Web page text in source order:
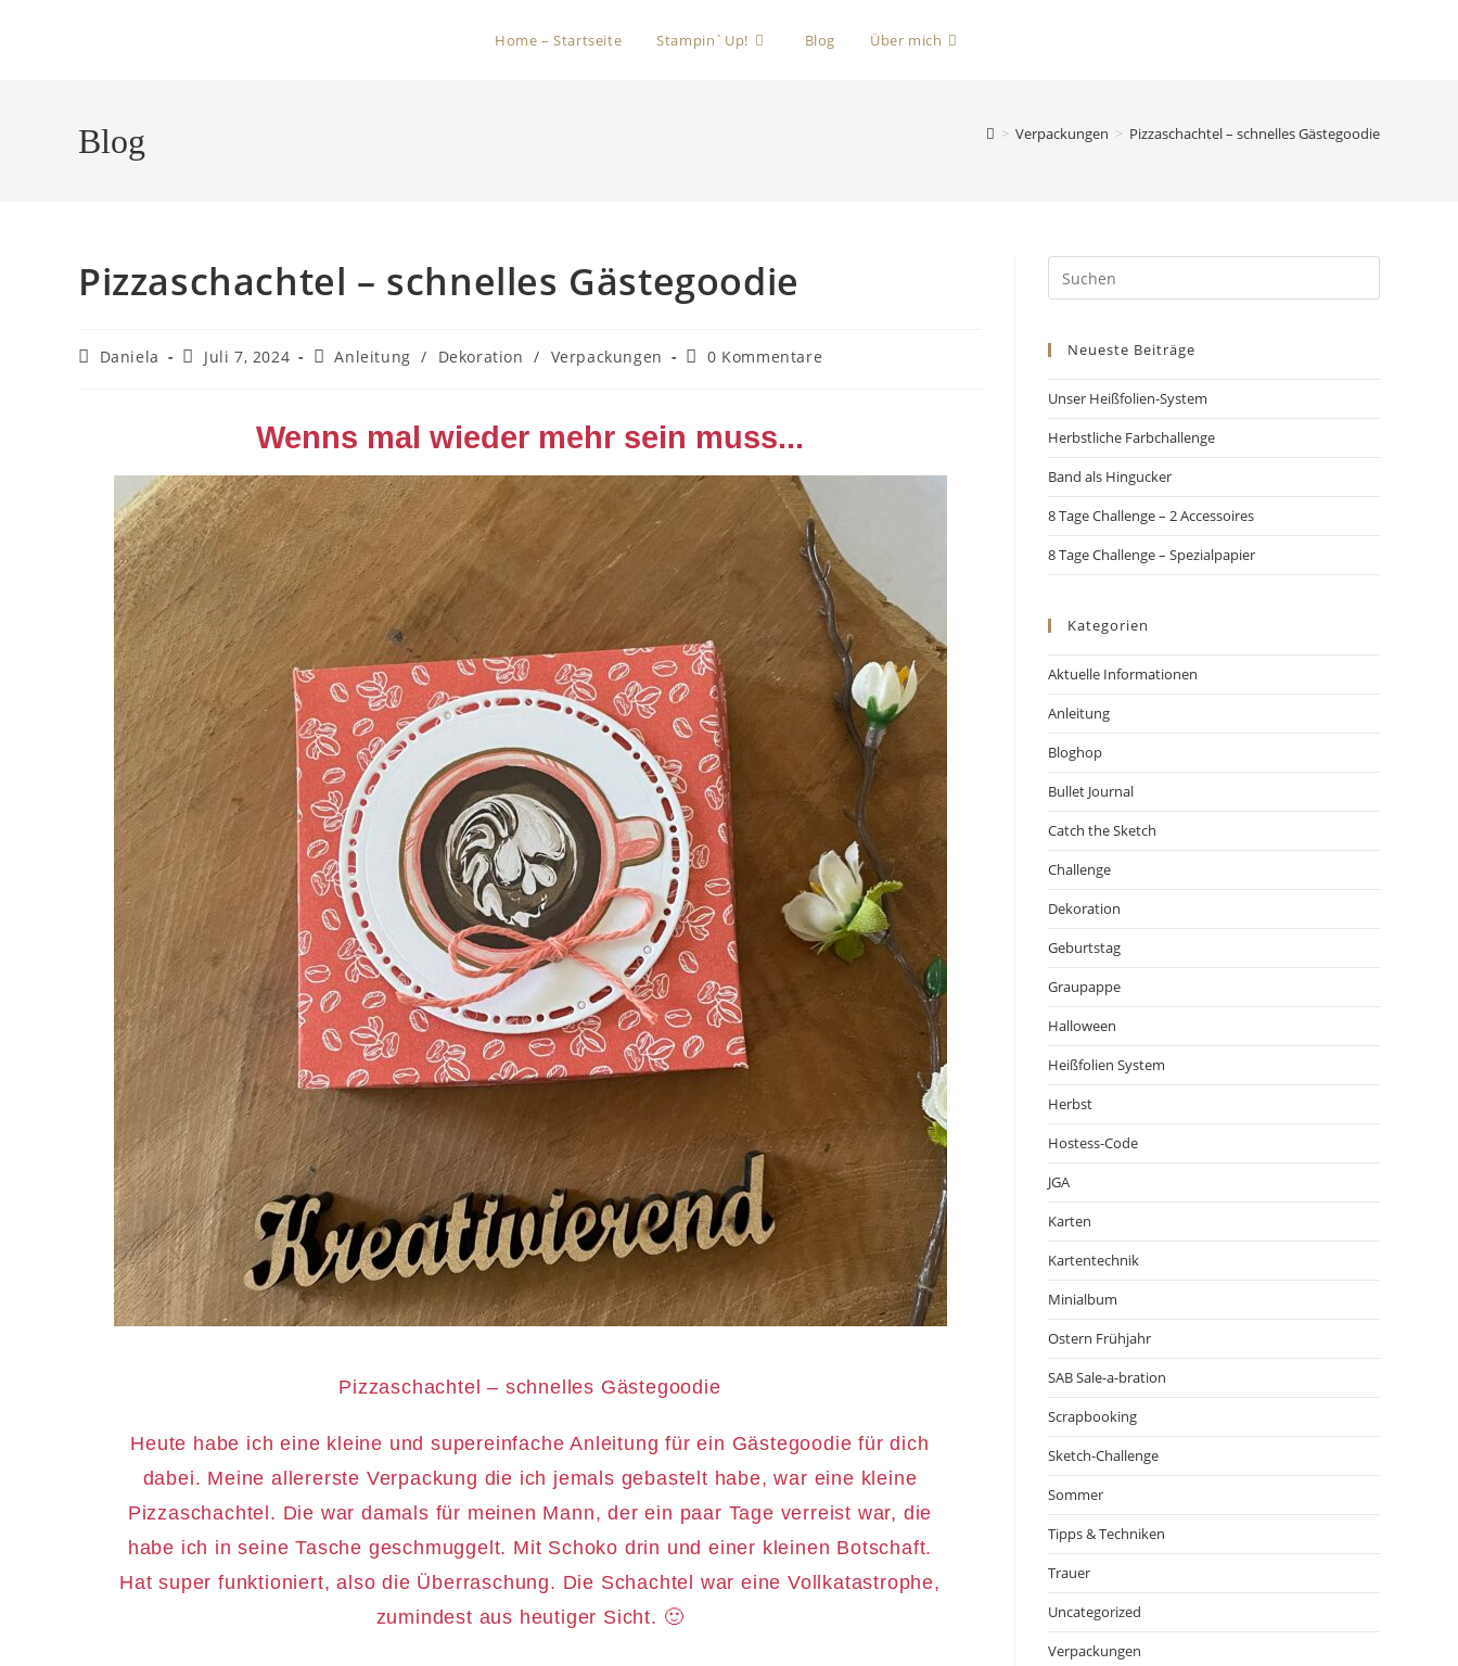
Home – Startseite Stampin`Up! Blog Über mich
Blog > Verpackungen > Pizzaschachtel – schnelles Gästegoodie
Pizzaschachtel – schnelles Gästegoodie
Daniela Juli 7, 2024 Anleitung / Dekoration / Verpackungen 0 Kommentare
Wenns mal wieder mehr sein muss...
Pizzaschachtel – schnelles Gästegoodie
Heute habe ich eine kleine und supereinfache Anleitung für ein Gästegoodie für dich
dabei. Meine allererste Verpackung die ich jemals gebastelt habe, war eine kleine
Pizzaschachtel. Die war damals für meinen Mann, der ein paar Tage verreist war, die
habe ich in seine Tasche geschmuggelt. Mit Schoko drin und einer kleinen Botschaft.
Hat super funktioniert, also die Überraschung. Die Schachtel war eine Vollkatastrophe,
zumindest aus heutiger Sicht. 🙂
Neueste Beiträge
Unser Heißfolien-System
Herbstliche Farbchallenge
Band als Hingucker
8 Tage Challenge – 2 Accessoires
8 Tage Challenge – Spezialpapier
Kategorien
Aktuelle Informationen
Anleitung
Bloghop
Bullet Journal
Catch the Sketch
Challenge
Dekoration
Geburtstag
Graupappe
Halloween
Heißfolien System
Herbst
Hostess-Code
JGA
Karten
Kartentechnik
Minialbum
Ostern Frühjahr
SAB Sale-a-bration
Scrapbooking
Sketch-Challenge
Sommer
Tipps & Techniken
Trauer
Uncategorized
Verpackungen